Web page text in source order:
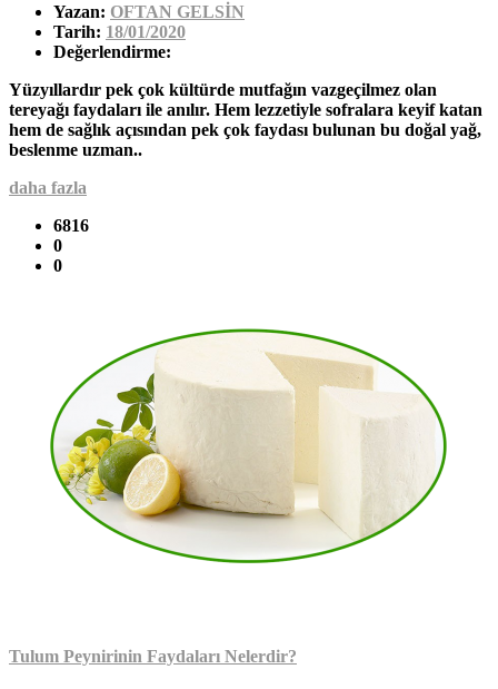
Yazan: OFTAN GELSİN
Tarih: 18/01/2020
Değerlendirme:
Yüzyıllardır pek çok kültürde mutfağın vazgeçilmez olan
tereyağı faydaları ile anılır. Hem lezzetiyle sofralara keyif katan
hem de sağlık açısından pek çok faydası bulunan bu doğal yağ,
beslenme uzman..
daha fazla
6816
0
0
Tulum Peynirinin Faydaları Nelerdir?